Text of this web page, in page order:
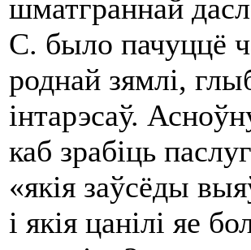
шматграннай
С. было пачуццё
роднай зямлі,
інтарэсаў.
каб зрабіць
«якія заўсёды
i якія цанілі яе